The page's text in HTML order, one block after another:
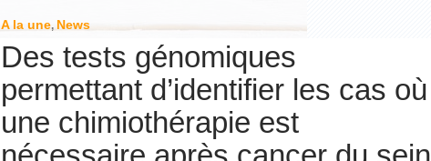
A la une, News
Des tests génomiques
permettant d’identifier les cas où
une chimiothérapie est